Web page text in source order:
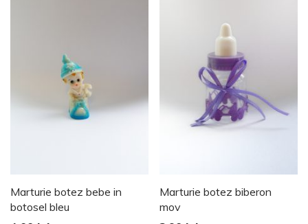
Marturie botez bebe in
botosel bleu
Marturie botez biberon
mov